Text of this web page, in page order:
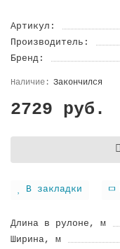
Артикул:
Производитель:
Бренд:
Закончился
2729 руб.
В закладки
Длина в рулоне, м
Ширина, м